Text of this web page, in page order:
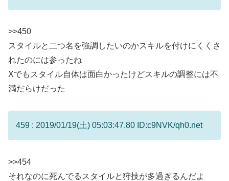
>>450
スタイルと二つ名を強調したいのかスキルを付けにくくさ
れたのには参ったね
Xでもスタイル自体は面白かったけどスキルの調整には不
満だらけだった
459 : 2019/01/19(土) 05:03:47.80 ID:c9NVK/qh0.net
>>454
それなのに死んでるスタイルと狩技が多過ぎるんだよ